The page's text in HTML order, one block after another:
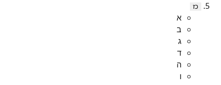
כז
א
ב
ג
ד
ה
ו